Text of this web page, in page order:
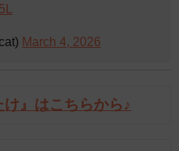
March 4, 2026
』はこちらから♪